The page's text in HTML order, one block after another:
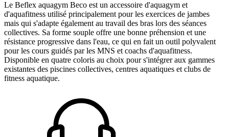
Le Beflex aquagym Beco est un accessoire d'aquagym et
d'aquafitness utilisé principalement pour les exercices de jambes
mais qui s'adapte également au travail des bras lors des séances
collectives. Sa forme souple offre une bonne préhension et une
résistance progressive dans l'eau, ce qui en fait un outil polyvalent
pour les cours guidés par les MNS et coachs d'aquafitness.
Disponible en quatre coloris au choix pour s'intégrer aux gammes
existantes des piscines collectives, centres aquatiques et clubs de
fitness aquatique.